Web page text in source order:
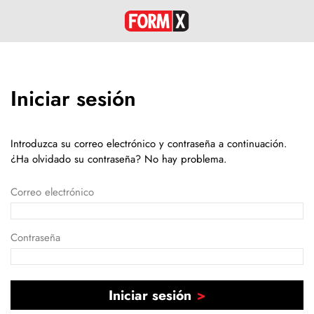
Iniciar sesión
Introduzca su correo electrónico y contraseña a continuación.
¿Ha olvidado su contraseña? No hay problema.
Correo electrónico
Contraseña
Iniciar sesión